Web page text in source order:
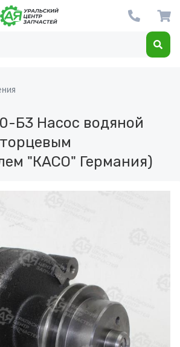
Б3 Насос водяной
"КАСО" Германия)